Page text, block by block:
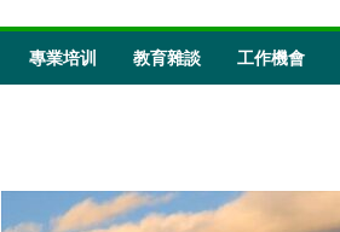
專業培训 教育雜談 工作機會